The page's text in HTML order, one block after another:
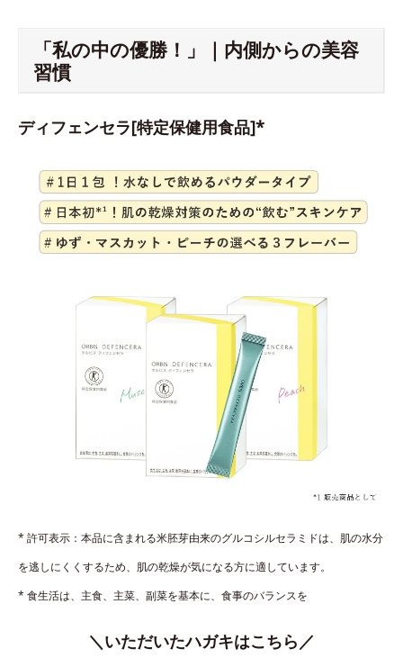
「私の中の優勝！」｜内側からの美容
習慣
ディフェンセラ[特定保健用食品]*
* 許可表示：本品に含まれる米胚芽由来のグルコシルセラミドは、肌の水分
を逃しにくくするため、肌の乾燥が気になる方に適しています。
* 食生活は、主食、主菜、副菜を基本に、食事のバランスを
＼いただいたハガキはこちら／